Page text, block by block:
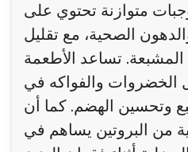
متوازنة تحتوي على
والدهون الصحية، مع تقليل
تساعد الأطعمة
الخضروات والفواكه في
وتحسين الهضم. كما أن
من البروتين يساهم في